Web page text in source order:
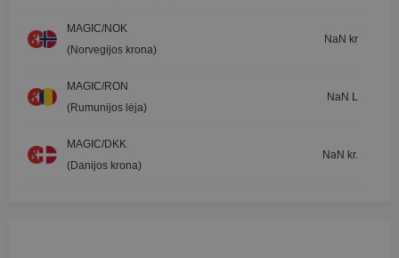
MAGIC/NOK
(Norvegijos krona)
NaN kr
MAGIC/RON
(Rumunijos lėja)
NaN L
MAGIC/DKK
(Danijos krona)
NaN kr.